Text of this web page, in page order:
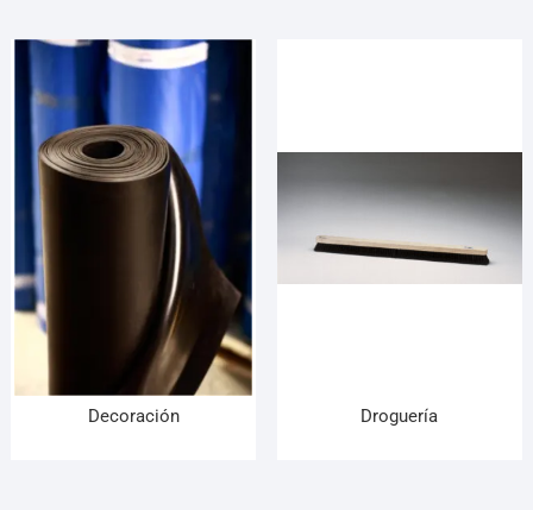
Decoración Droguería